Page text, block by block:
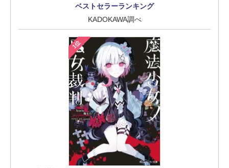
ベストセラーランキング
KADOKAWA調べ
1位